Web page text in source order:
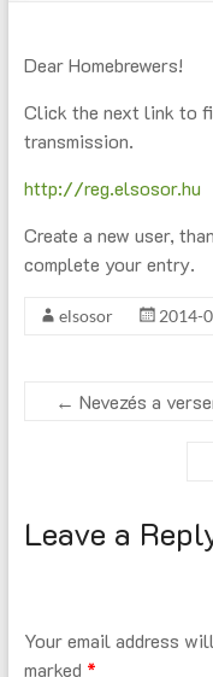
Dear Homebrewers!
Click the next link to
transmission.
http://reg.elsosor.hu
Create a new user,
complete your entry.
elsosor 2014-
← Nevezés a
Leave a
Your email address
marked *